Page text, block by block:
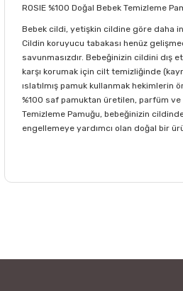
ROSIE %100 Doğal Bebek Temizleme
Bebek cildi, yetişkin cildine göre daha
Cildin koruyucu tabakası henüz
savunmasızdır. Bebeğinizin cildini dış
karşı korumak için cilt temizliğinde
ıslatılmış pamuk kullanmak hekimlerin
%100 saf pamuktan üretilen, parfüm
Temizleme Pamuğu, bebeğinizin
engellemeye yardımcı olan doğal bir